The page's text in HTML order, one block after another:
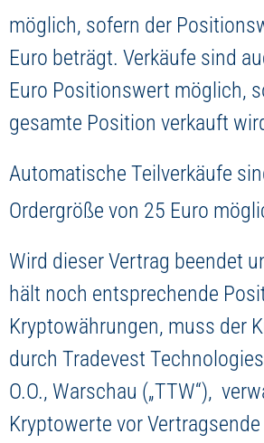
möglich, sofern der
Euro beträgt. Verkäufe sind
Euro Positionswert möglich,
gesamte Position verkauft
Automatische Teilverkäufe
Ordergröße von 25 Euro
Wird dieser Vertrag beendet
hält noch entsprechende
Kryptowährungen, muss der
durch Tradevest
O.O., Warschau („TTW“),
Kryptowerte vor